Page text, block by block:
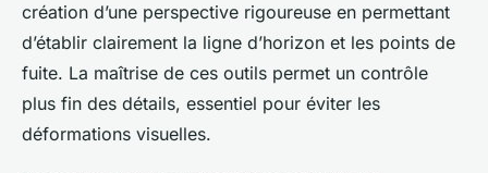
création d’une perspective rigoureuse en permettant
d’établir clairement la ligne d’horizon et les points de
fuite. La maîtrise de ces outils permet un contrôle
plus fin des détails, essentiel pour éviter les
déformations visuelles.